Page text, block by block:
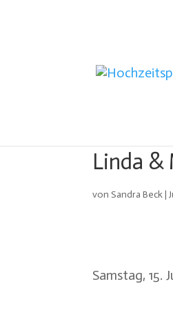
Linda &
von Sandra Beck |
Samstag, 15.